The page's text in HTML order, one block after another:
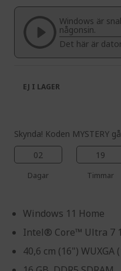
of
images
gallery
beginning
the
images
gallery
Windows är
någonsin.
Det här är
Skynda! Koden MYSTERY
02
Dagar
19
Timmar
Windows 11 Home
Intel® Core™ Ultra 7
40,6 cm (16") WUXGA
EJ I LAGER